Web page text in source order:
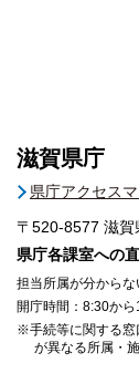
滋賀県庁
県庁アクセス
〒520-8577 滋賀
県庁各課室への
担当所属が分から
開庁時間：8:30か
※手続等に関する窓
が異なる所属・